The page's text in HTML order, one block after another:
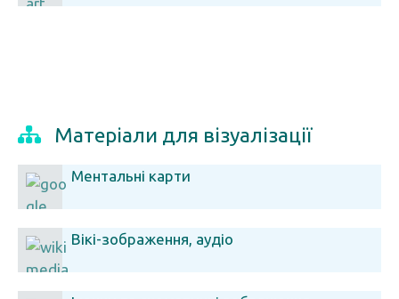
Матеріали для візуалізації
Ментальні карти
Вікі-зображення, аудіо